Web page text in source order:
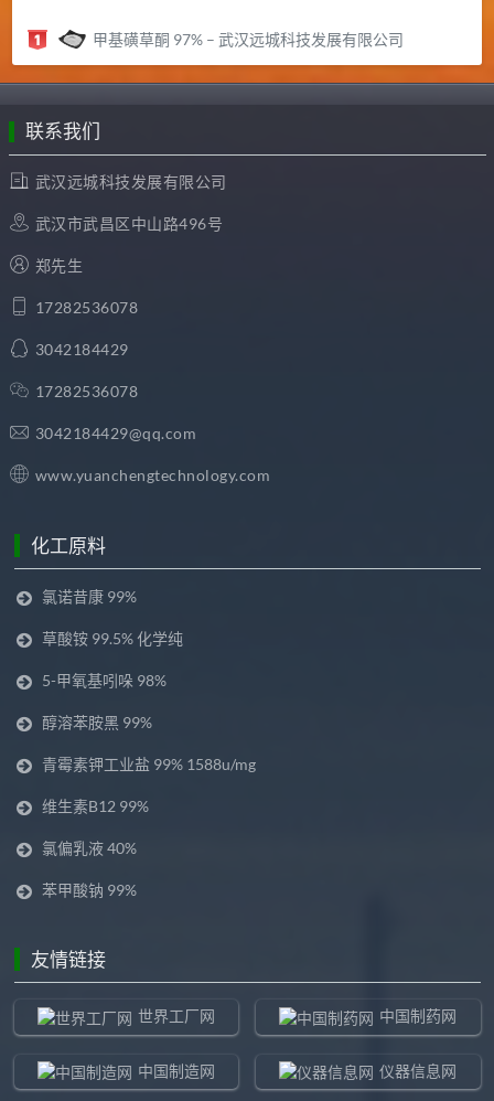
甲基磺草酮 97% – 武汉远城科技发展有限公司
联系我们
武汉远城科技发展有限公司
武汉市武昌区中山路496号
郑先生
17282536078
3042184429
17282536078
3042184429@qq.com
www.yuanchengtechnology.com
化工原料
氯诺昔康 99%
草酸铵 99.5% 化学纯
5-甲氧基吲哚 98%
醇溶苯胺黑 99%
青霉素钾工业盐 99% 1588u/mg
维生素B12 99%
氯偏乳液 40%
苯甲酸钠 99%
友情链接
世界工厂网 中国制药网
中国制造网 仪器信息网